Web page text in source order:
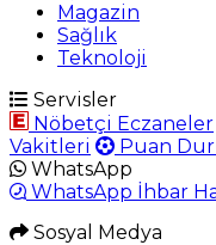
Magazin
Sağlık
Teknoloji
Servisler
Nöbetçi Eczaneler
Vakitleri
Puan
WhatsApp
WhatsApp İhbar
Sosyal Medya